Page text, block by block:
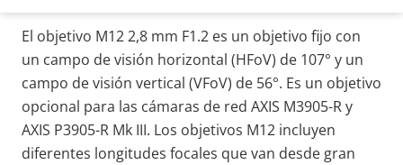
El objetivo M12 2,8 mm F1.2 es un objetivo fijo con
un campo de visión horizontal (HFoV) de 107° y un
campo de visión vertical (VFoV) de 56°. Es un objetivo
opcional para las cámaras de red AXIS M3905-R y
AXIS P3905-R Mk III. Los objetivos M12 incluyen
diferentes longitudes focales que van desde gran